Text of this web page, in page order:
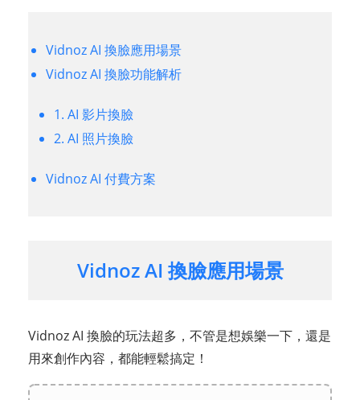
Vidnoz AI 換臉應用場景
Vidnoz AI 換臉功能解析
1. AI 影片換臉
2. AI 照片換臉
Vidnoz AI 付費方案
Vidnoz AI 換臉應用場景
Vidnoz AI 換臉的玩法超多，不管是想娛樂一下，還是
用來創作內容，都能輕鬆搞定！